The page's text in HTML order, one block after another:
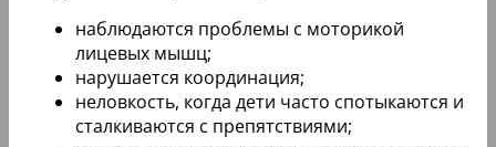
наблюдаются проблемы с моторикой
лицевых мышц;
нарушается координация;
неловкость, когда дети часто спотыкаются и
сталкиваются с препятствиями;